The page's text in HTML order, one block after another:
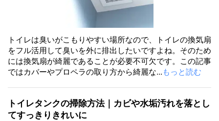
トイレは臭いがこもりやすい場所なので、トイレの換気扇
をフル活用して臭いを外に排出したいですよね。そのため
には換気扇が綺麗であることが必要不可欠です。この記事
ではカバーやプロペラの取り方から綺麗な... もっと読む
トイレタンクの掃除方法｜カビや水垢汚れを落とし
てすっきりきれいに